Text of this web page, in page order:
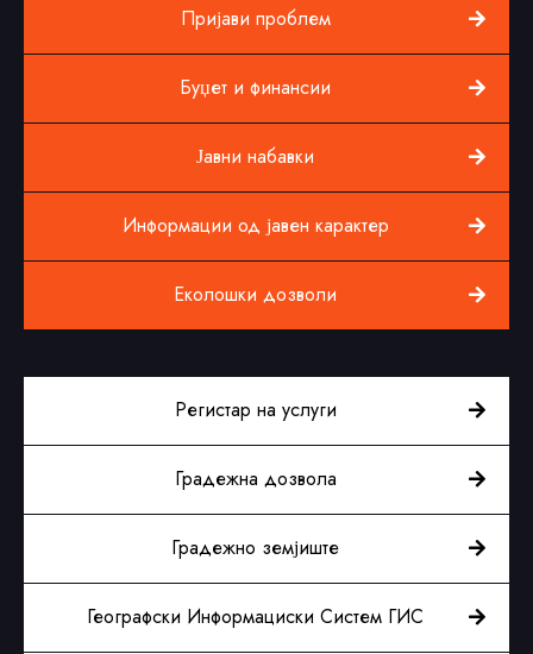
Пријави проблем
Буџет и финансии
Јавни набавки
Информации од јавен карактер
Еколошки дозволи
Регистар на услуги
Градежна дозвола
Градежно земјиште
Географски Информациски Систем ГИС